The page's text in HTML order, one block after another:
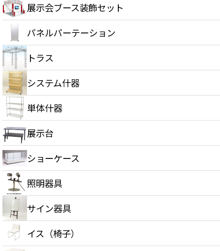
展示会ブース装飾セット
パネルパーテーション
トラス
システム什器
単体什器
展示台
ショーケース
照明器具
サイン器具
イス（椅子）